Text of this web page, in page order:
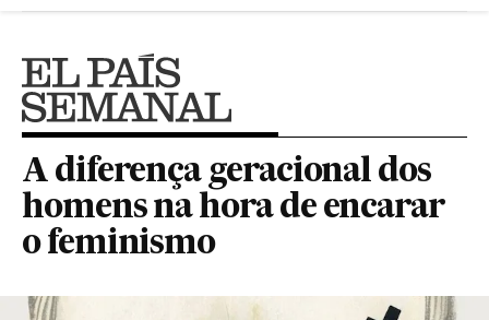
A diferença geracional dos
homens na hora de encarar
o feminismo